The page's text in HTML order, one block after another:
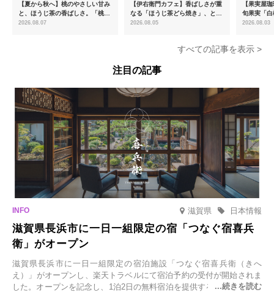
【夏から秋へ】桃のやさしい甘み
と、ほうじ茶の香ばしさ。「桃と
ほうじ茶のあんみつ」を8月中旬
2026.08.07
【伊右衛門カフェ】香ばしさが重
なる「ほうじ茶どら焼き」、とろ
ける「宇治抹茶ティラミス」が新
2026.08.05
【果実屋
旬果実「
限定販売
2026.08.03
すべての記事を表示 >
注目の記事
滋賀県 日本情報
滋賀県長浜市に一日一組限定の宿「つなぐ宿喜兵
衛」がオープン
滋賀県長浜市に一日一組限定の宿泊施設「つなぐ宿喜兵衛（きへ
え）」がオープンし、楽天トラベルにて宿泊予約の受付が開始されま
した。オープンを記念し、1泊2日の無料宿泊を提供するキャンペーン